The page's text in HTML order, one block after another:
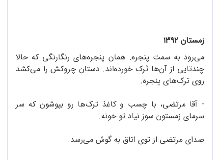
زمستان ۱۳۹۲
می‌رود به سمت پنجره. همان پنجره‌های رنگارنگی که حالا
چندتایی از آن‌ها تَرک خورده‌اند. دستان چروکش را می‌کشد
روی ترک‌های پنجره.
- آقا مرتضی، با چسب و کاغذ ترک‌ها رو بپوشون که سر
سرمای زمستون سوز نیاد تو خونه.
صدای مرتضی از توی اتاق به گوش می‌رسد.